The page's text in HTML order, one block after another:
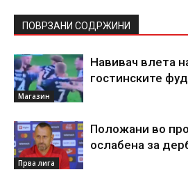
ПОВРЗАНИ СОДРЖИНИ
Магазин
Навивач влета
гостинските
Прва лига
Положани во
ослабена за